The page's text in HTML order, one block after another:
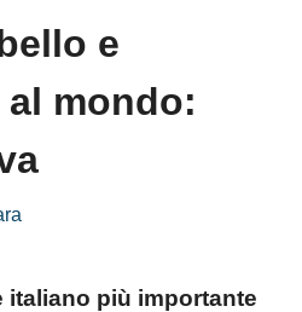
e
mondo:
italiano più importante